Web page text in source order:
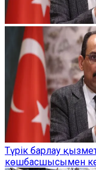
Түрік барлау
көшбасшысымен